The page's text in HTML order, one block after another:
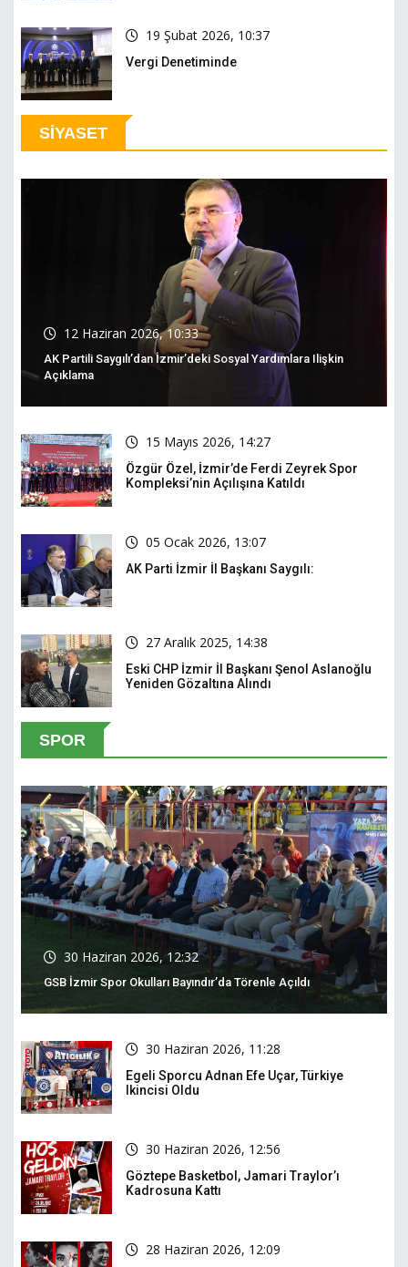
19 Şubat 2026, 10:37
Vergi Denetiminde
SİYASET
12 Haziran 2026, 10:33
AK Partili Saygılı’dan İzmir’deki Sosyal Yardımlara Ilişkin
Açıklama
15 Mayıs 2026, 14:27
Özgür Özel, İzmir’de Ferdi Zeyrek Spor
Kompleksi’nin Açılışına Katıldı
05 Ocak 2026, 13:07
AK Parti İzmir İl Başkanı Saygılı:
27 Aralık 2025, 14:38
Eski CHP İzmir İl Başkanı Şenol Aslanoğlu
Yeniden Gözaltına Alındı
SPOR
30 Haziran 2026, 12:32
GSB İzmir Spor Okulları Bayındır’da Törenle Açıldı
30 Haziran 2026, 11:28
Egeli Sporcu Adnan Efe Uçar, Türkiye
Ikincisi Oldu
30 Haziran 2026, 12:56
Göztepe Basketbol, Jamari Traylor’ı
Kadrosuna Kattı
28 Haziran 2026, 12:09